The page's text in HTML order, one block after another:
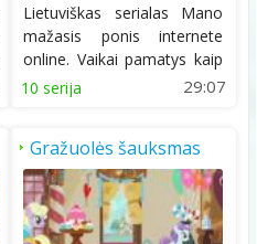
Lietuviškas serialas Mano
mažasis ponis internete
online. Vaikai pamatys kaip
miestelį...
10 serija 29:07
Gražuolės šauksmas